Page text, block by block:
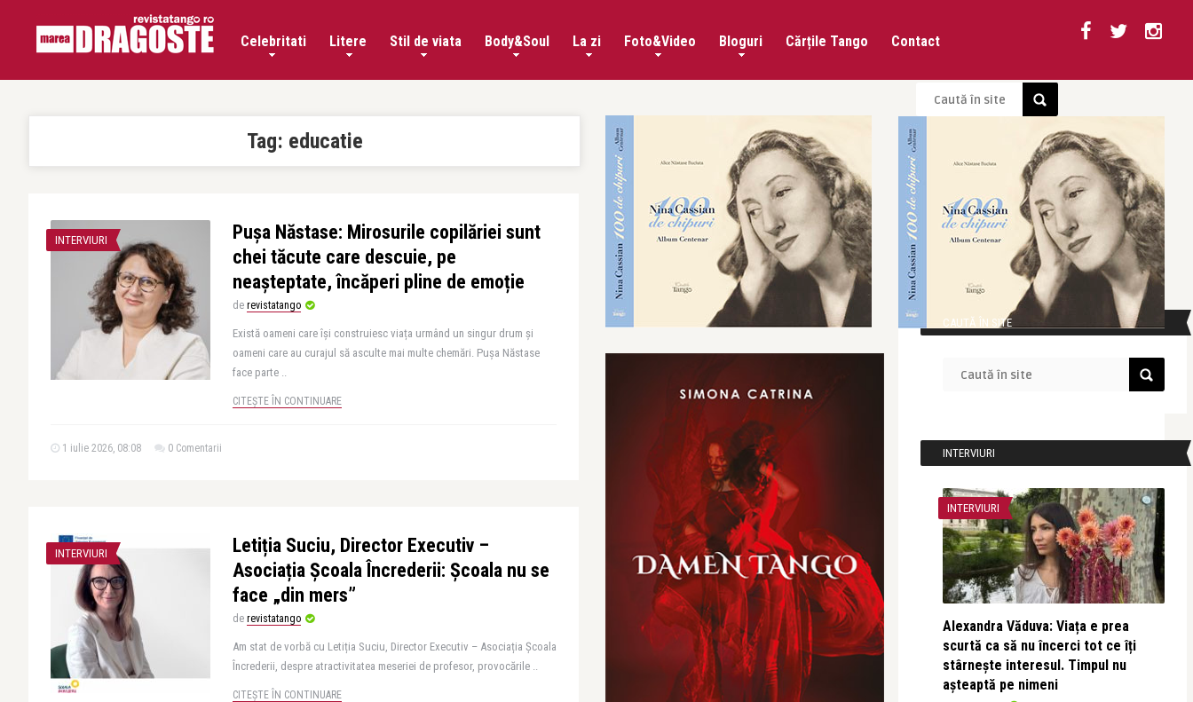
Celebritati Litere Stil de viata Body&Soul La zi Foto&Video Bloguri Cărțile Tango Contact
Tag: educatie
INTERVIURI
Pușa Năstase: Mirosurile copilăriei sunt
chei tăcute care descuie, pe
neașteptate, încăperi pline de emoție
de revistatango
Există oameni care își construiesc viața urmând un singur drum și
oameni care au curajul să asculte mai multe chemări. Pușa Năstase
face parte ..
CITEȘTE ÎN CONTINUARE
1 iulie 2026, 08:08 0 Comentarii
INTERVIURI
Letiția Suciu, Director Executiv –
Asociația Școala Încrederii: Școala nu se
face „din mers”
de revistatango
Am stat de vorbă cu Letiția Suciu, Director Executiv – Asociația Școala
Încrederii, despre atractivitatea meseriei de profesor, provocările ..
CITEȘTE ÎN CONTINUARE
CAUTĂ ÎN SITE
INTERVIURI
INTERVIURI
Alexandra Văduva: Viața e prea
scurtă ca să nu încerci tot ce îți
stârnește interesul. Timpul nu
așteaptă pe nimeni